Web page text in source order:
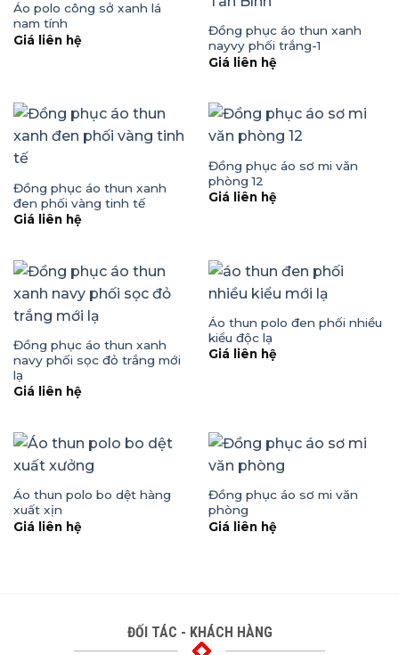
Áo polo công sở xanh lá
nam tính
Giá liên hệ
Đồng phục áo thun xanh
nayvy phối trắng-1
Giá liên hệ
Đồng phục áo thun xanh
đen phối vàng tinh tế
Giá liên hệ
Đồng phục áo sơ mi văn
phòng 12
Giá liên hệ
Đồng phục áo thun xanh
navy phối sọc đỏ trắng mới
lạ
Giá liên hệ
Áo thun polo đen phối nhiều
kiểu độc lạ
Giá liên hệ
Áo thun polo bo dệt hàng
xuất xịn
Giá liên hệ
Đồng phục áo sơ mi văn
phòng
Giá liên hệ
ĐỐI TÁC - KHÁCH HÀNG